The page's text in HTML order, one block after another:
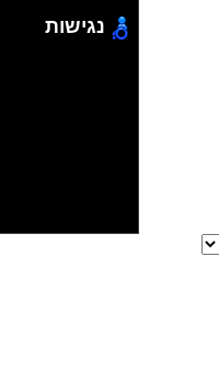
נגישות